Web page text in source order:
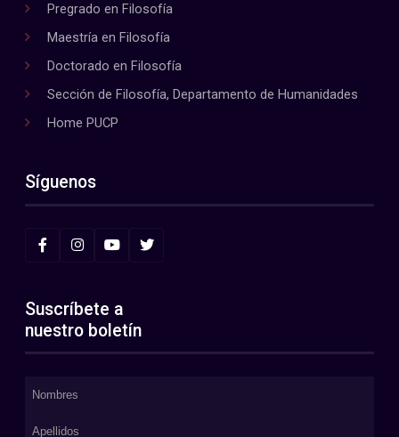
Pregrado en Filosofía
Maestría en Filosofía
Doctorado en Filosofía
Sección de Filosofía, Departamento de Humanidades
Home PUCP
Síguenos
Suscríbete a
nuestro boletín